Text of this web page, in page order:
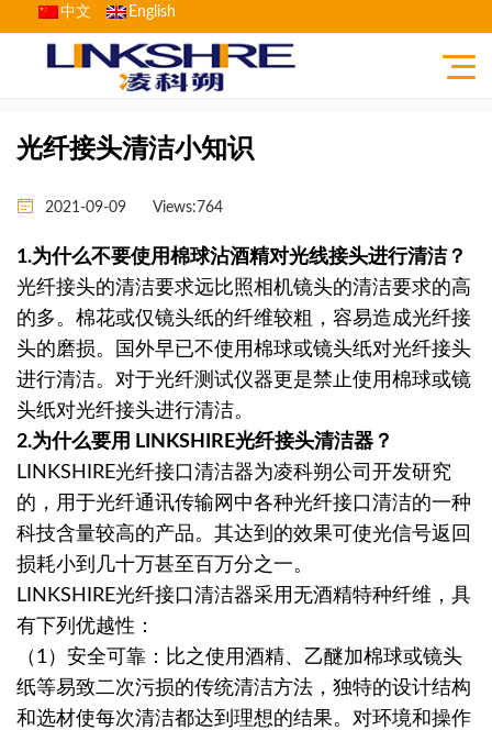
中文 English
Technical article> 光纤接头清洁小知识
光纤接头清洁小知识
2021-09-09 Views:764
1.为什么不要使用棉球沾酒精对光线接头进行清洁？
光纤接头的清洁要求远比照相机镜头的清洁要求的高
的多。棉花或仅镜头纸的纤维较粗，容易造成光纤接
头的磨损。国外早已不使用棉球或镜头纸对光纤接头
进行清洁。对于光纤测试仪器更是禁止使用棉球或镜
头纸对光纤接头进行清洁。
2.为什么要用 LINKSHIRE光纤接头清洁器？
LINKSHIRE光纤接口清洁器为凌科朔公司开发研究
的，用于光纤通讯传输网中各种光纤接口清洁的一种
科技含量较高的产品。其达到的效果可使光信号返回
损耗小到几十万甚至百万分之一。
LINKSHIRE光纤接口清洁器采用无酒精特种纤维，具
有下列优越性：
（1）安全可靠：比之使用酒精、乙醚加棉球或镜头
纸等易致二次污损的传统清洁方法，独特的设计结构
和选材使每次清洁都达到理想的结果。对环境和操作